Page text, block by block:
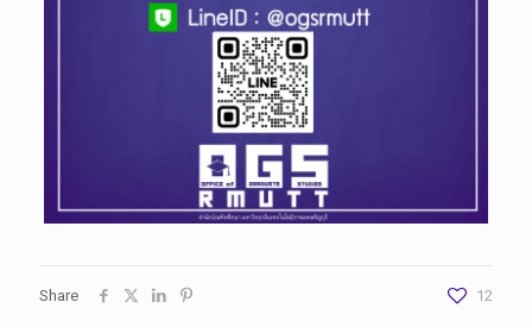
Share 12